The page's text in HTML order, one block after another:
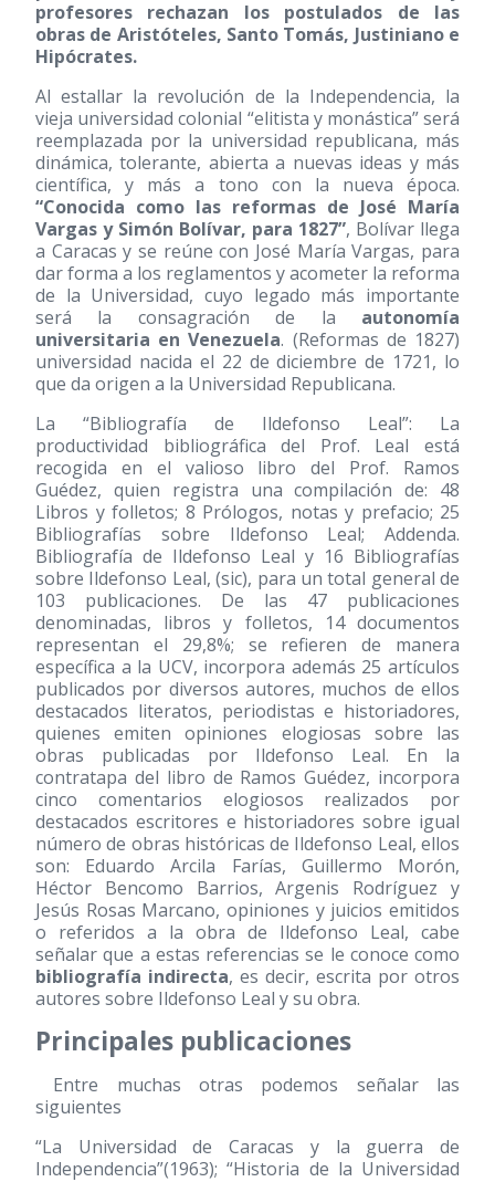
profesores rechazan los postulados de las
obras de Aristóteles, Santo Tomás, Justiniano e
Hipócrates.
Al estallar la revolución de la Independencia, la
vieja universidad colonial “elitista y monástica” será
reemplazada por la universidad republicana, más
dinámica, tolerante, abierta a nuevas ideas y más
científica, y más a tono con la nueva época.
“Conocida como las reformas de José María
Vargas y Simón Bolívar, para 1827”, Bolívar llega
a Caracas y se reúne con José María Vargas, para
dar forma a los reglamentos y acometer la reforma
de la Universidad, cuyo legado más importante
será la consagración de la autonomía
universitaria en Venezuela. (Reformas de 1827)
universidad nacida el 22 de diciembre de 1721, lo
que da origen a la Universidad Republicana.
La “Bibliografía de Ildefonso Leal”: La
productividad bibliográfica del Prof. Leal está
recogida en el valioso libro del Prof. Ramos
Guédez, quien registra una compilación de: 48
Libros y folletos; 8 Prólogos, notas y prefacio; 25
Bibliografías sobre Ildefonso Leal; Addenda.
Bibliografía de Ildefonso Leal y 16 Bibliografías
sobre Ildefonso Leal, (sic), para un total general de
103 publicaciones. De las 47 publicaciones
denominadas, libros y folletos, 14 documentos
representan el 29,8%; se refieren de manera
específica a la UCV, incorpora además 25 artículos
publicados por diversos autores, muchos de ellos
destacados literatos, periodistas e historiadores,
quienes emiten opiniones elogiosas sobre las
obras publicadas por Ildefonso Leal. En la
contratapa del libro de Ramos Guédez, incorpora
cinco comentarios elogiosos realizados por
destacados escritores e historiadores sobre igual
número de obras históricas de Ildefonso Leal, ellos
son: Eduardo Arcila Farías, Guillermo Morón,
Héctor Bencomo Barrios, Argenis Rodríguez y
Jesús Rosas Marcano, opiniones y juicios emitidos
o referidos a la obra de Ildefonso Leal, cabe
señalar que a estas referencias se le conoce como
bibliografía indirecta, es decir, escrita por otros
autores sobre Ildefonso Leal y su obra.
Principales publicaciones
Entre muchas otras podemos señalar las
siguientes
“La Universidad de Caracas y la guerra de
Independencia”(1963); “Historia de la Universidad